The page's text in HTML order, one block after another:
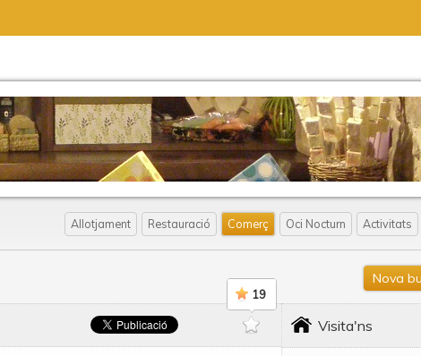
Allotjament Restauració Comerç Oci Nocturn Activitats
19
Nova
Visita'ns